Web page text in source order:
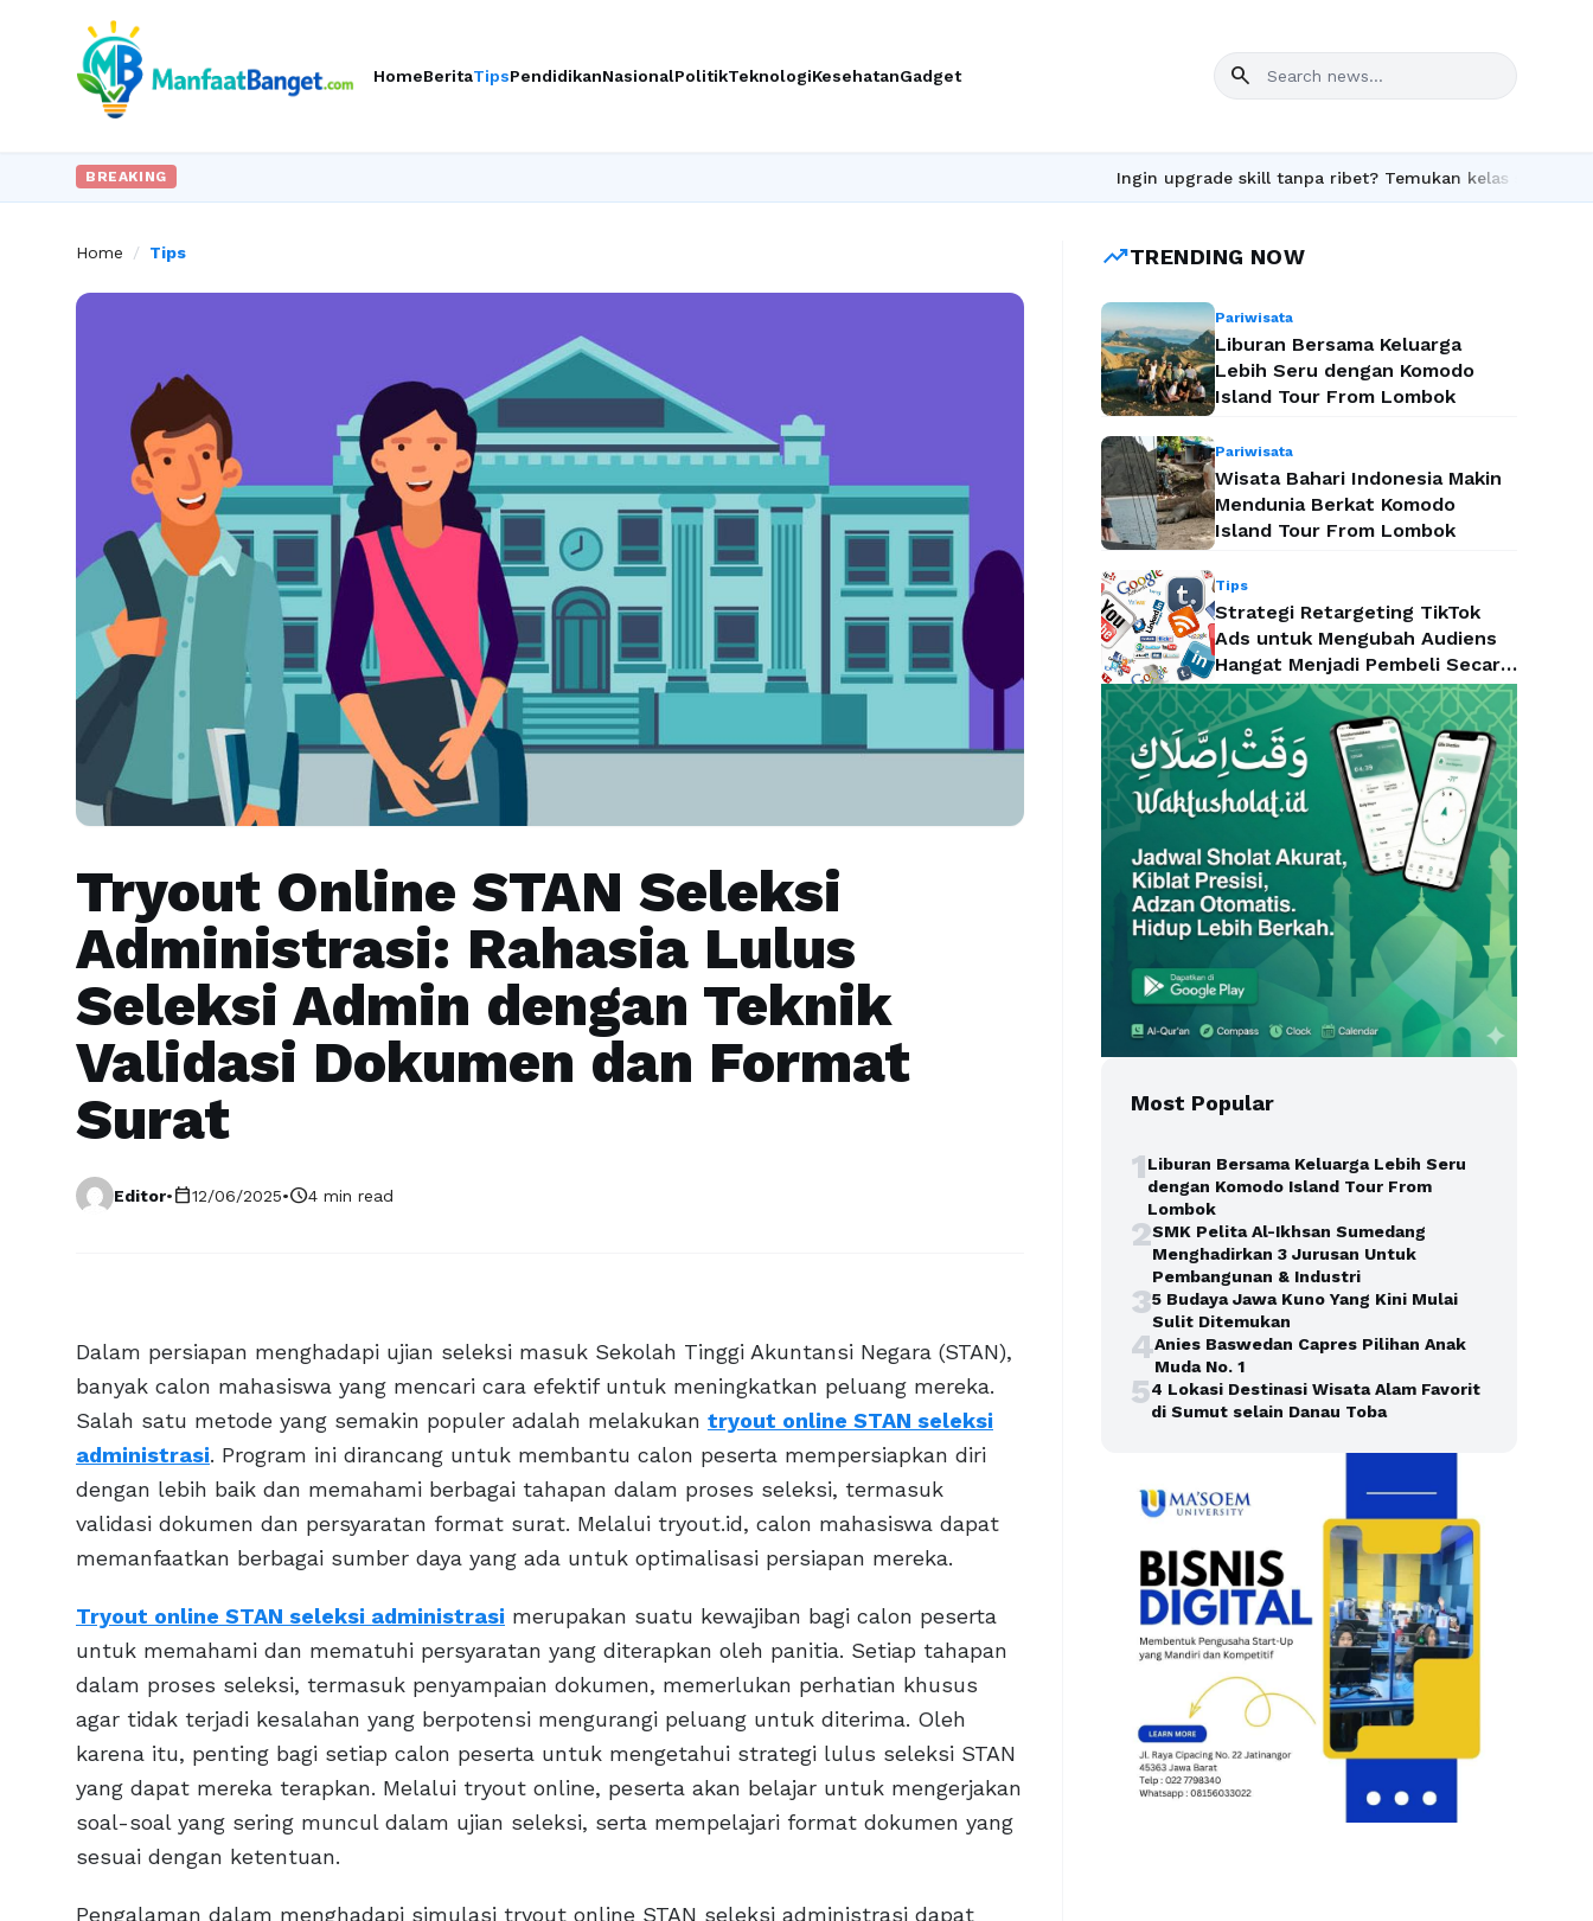
HomeBeritaTipsPendidikanNasionalPolitikTeknologiKesehatanGadget search
BREAKING Ingin upgrade skill tanpa ribet? Temukan kelas seru dan materi
Home / Tips
Tryout Online STAN Seleksi
Administrasi: Rahasia Lulus
Seleksi Admin dengan Teknik
Validasi Dokumen dan Format
Surat
Editor•calendar_today12/06/2025•schedule4 min read
Dalam persiapan menghadapi ujian seleksi masuk Sekolah Tinggi Akuntansi Negara (STAN),
banyak calon mahasiswa yang mencari cara efektif untuk meningkatkan peluang mereka.
Salah satu metode yang semakin populer adalah melakukan tryout online STAN seleksi
administrasi. Program ini dirancang untuk membantu calon peserta mempersiapkan diri
dengan lebih baik dan memahami berbagai tahapan dalam proses seleksi, termasuk
validasi dokumen dan persyaratan format surat. Melalui tryout.id, calon mahasiswa dapat
memanfaatkan berbagai sumber daya yang ada untuk optimalisasi persiapan mereka.
Tryout online STAN seleksi administrasi merupakan suatu kewajiban bagi calon peserta
untuk memahami dan mematuhi persyaratan yang diterapkan oleh panitia. Setiap tahapan
dalam proses seleksi, termasuk penyampaian dokumen, memerlukan perhatian khusus
agar tidak terjadi kesalahan yang berpotensi mengurangi peluang untuk diterima. Oleh
karena itu, penting bagi setiap calon peserta untuk mengetahui strategi lulus seleksi STAN
yang dapat mereka terapkan. Melalui tryout online, peserta akan belajar untuk mengerjakan
soal-soal yang sering muncul dalam ujian seleksi, serta mempelajari format dokumen yang
sesuai dengan ketentuan.
Pengalaman dalam menghadapi simulasi tryout online STAN seleksi administrasi dapat
trending_upTRENDING NOW
Pariwisata
Liburan Bersama Keluarga
Lebih Seru dengan Komodo
Island Tour From Lombok
Pariwisata
Wisata Bahari Indonesia Makin
Mendunia Berkat Komodo
Island Tour From Lombok
Tips
Strategi Retargeting TikTok
Ads untuk Mengubah Audiens
Hangat Menjadi Pembeli Secara
Efektif
Most Popular
1Liburan Bersama Keluarga Lebih Seru
dengan Komodo Island Tour From
Lombok
2SMK Pelita Al-Ikhsan Sumedang
Menghadirkan 3 Jurusan Untuk
Pembangunan & Industri
35 Budaya Jawa Kuno Yang Kini Mulai
Sulit Ditemukan
4Anies Baswedan Capres Pilihan Anak
Muda No. 1
54 Lokasi Destinasi Wisata Alam Favorit
di Sumut selain Danau Toba